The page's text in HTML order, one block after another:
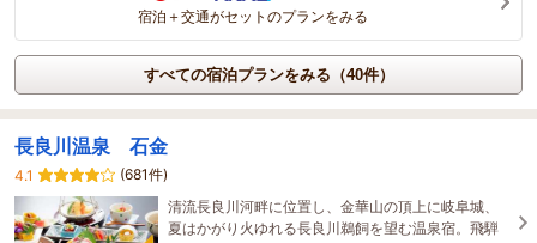
宿泊＋交通がセットのプランをみる
すべての宿泊プランをみる（40件）
長良川温泉 石金
4.1
(681件)
清流長良川河畔に位置し、金華山の頂上に岐阜城、
夏はかがり火ゆれる長良川鵜飼を望む温泉宿。飛騨